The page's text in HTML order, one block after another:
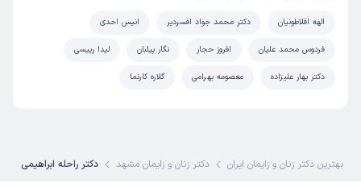
کاربر دکترتو
نوبت مطب از دکترتو
الهه افلاطونیان دکتر محمد جواد افسردیر انیس احدی
فردوس محمد علیان افروز حجار نگار پیلبان لیدا رییسی
دکتر بهار علیزاده معصومه بهرامی گلاره کارنما
بهترین دکتر زنان و زایمان ایران دکتر زنان و زایمان مشهد دکتر راحله ابراهیمی